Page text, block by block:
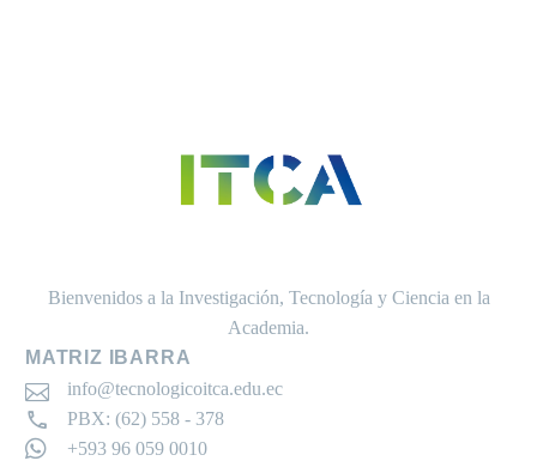
Bienvenidos a la Investigación, Tecnología y Ciencia en la
Academia.
MATRIZ IBARRA
info@tecnologicoitca.edu.ec
PBX: (62) 558 - 378
+593 96 059 0010